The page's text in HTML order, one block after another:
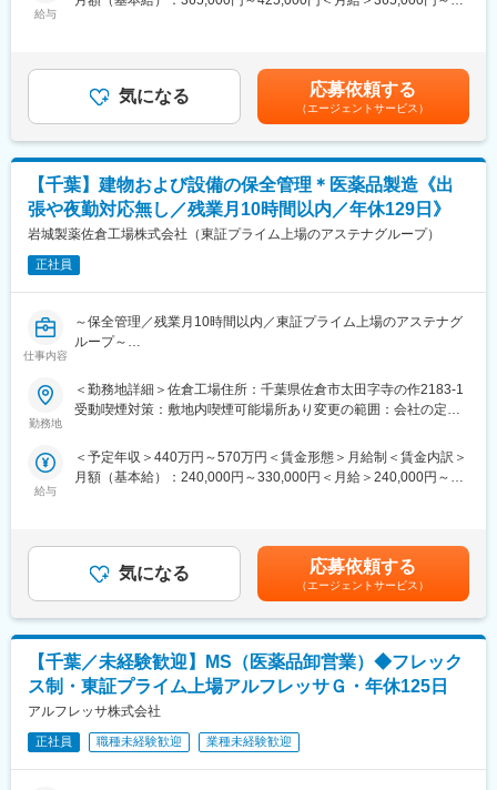
ナショナルの場合、新規契約開始時や欠員補充などが転勤のタイ
ミングとなりますが、頻度は少ないです。
コスト削減目標は、各担当施設との打合せで決定していきます。
厳しいノルマのような位置づけではありません。また、物価高騰
等の要因も考慮して評価を行います。半期に一度、「行動評価」
と「成果評価」の両軸で評価されます。女性管理職も活躍中で実
績を評価する社風です。
キャリアパス：メンバー⇒主任⇒課長⇒副部長⇒部長
変更の範囲：会社の定める業務
■具体的な仕事の流れ：
・包装・滅菌：組み立てが終わった医療器材を包装し、滅菌しま
す。
・保管・供給：滅菌工程が終了した医療器材を一時保管します。
※医療現場の定数や依頼に合わせ、滅菌した医療器材を供給しま
す。
■手術等器材の洗浄滅菌の仕事の流れ：
・手術や診療科ごとに使用されたハサミやピンセット等の医療器
材を回収します。
・医療材料の搬送・取り揃えた医療材料を各医療現場に搬送する
などの業務を行います。
■組織構成
ブランクのある方も歓迎いたします。工程が明確なので、久しぶ
■ポジションの魅力：
担当メンバーと連携を取り合う、チームワークが大事な仕事で
して通常業務より早い対応を行った際に、看護師の方からお礼の
言葉をいただくと嬉しく感じます。急病の患者様の手術が発生
し、自身の担当業務が思うように進められない時もありますが、
時間が押していても一度心を落ち着かせ、リラックスすることを
心掛けています。時間帯によって忙しい時がありますが、担当メ
ンバーと連携を取り合い、業務を進めています。チームワークが
大事な職場です。福利厚生面では、有給休暇や夏期・冬期休暇が
ありますし、お休みも取得しやすい環境です。
給与
は固定手当を含めた表記です。
気になる 応募依頼する
（エージェントサービス）
【千葉】建物および設備の保全管理＊医薬品製造《出
張や夜勤対応無し／残業月10時間以内／年休129日》
岩城製薬佐倉工場株式会社（東証プライム上場のアステナグループ）
正社員
仕事内容
～保全管理／残業月10時間以内／東証プライム上場のアステナグ
ループ～
【業務内容】
医薬品製造工場の建物、電気、空調、給排水などユーティリティ
【組織構成】
当社には、20代～60代のシニア社員まで幅広く活躍中です。配属
部」があります。
【キャリアパス】
当社は、アステナグループにおける「医薬品製造の基幹工場」と
して、若手人材の登用を積極的に行っております。
【働き方】
現状、当該部門の残業時間平均は月10時間以内です。
出張業務、夜勤や宿泊勤務もございません。
※夜間のトラブル対応もゼロではありませんが、原則として管理職
勤務地
＜勤務地詳細＞佐倉工場住所：千葉県佐倉市太田字寺の作2183-1
受動喫煙対策：敷地内喫煙可能場所あり変更の範囲：会社の定め
給与
＜予定年収＞440万円～570万円＜賃金形態＞月給制＜賃金内訳＞
月額（基本給）：240,000円～330,000円＜月給＞240,000円～
気になる 応募依頼する
（エージェントサービス）
【千葉／未経験歓迎】MS（医薬品卸営業）◆フレック
ス制・東証プライム上場アルフレッサＧ・年休125日
アルフレッサ株式会社
正社員 職種未経験歓迎 業種未経験歓迎